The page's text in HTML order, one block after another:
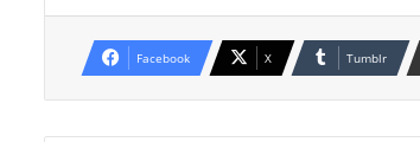
Facebook X Tumblr